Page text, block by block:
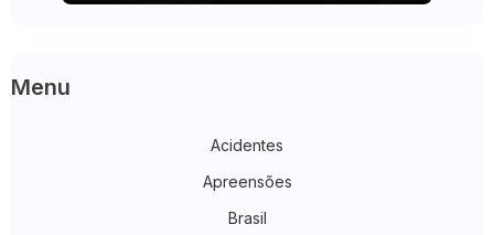
Menu
Acidentes
Apreensões
Brasil